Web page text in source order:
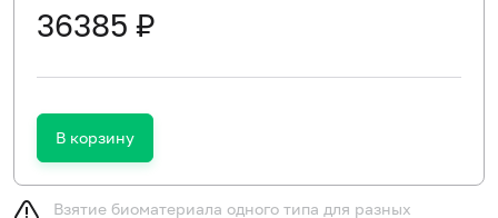
36385 ₽
В корзину
Взятие биоматериала одного типа для разных